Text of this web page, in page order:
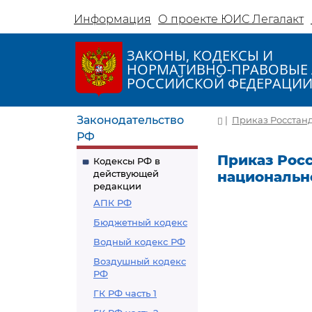
Информация О проекте ЮИС Легалакт
ЗАКОНЫ, КОДЕКСЫ И
НОРМАТИВНО-ПРАВОВЫЕ
РОССИЙСКОЙ ФЕДЕРАЦИИ
Законодательство
РФ
Кодексы РФ в
действующей
редакции
АПК РФ
Бюджетный кодекс
Водный кодекс РФ
Воздушный кодекс
РФ
ГК РФ часть 1
| Приказ
Приказ